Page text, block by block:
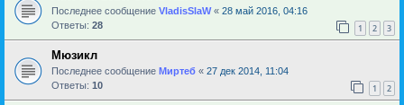
Последнее сообщение VladisSlaW« 28 май 2016, 04:16
Ответы: 28 1 2 3
Мюзикл
Последнее сообщение Миртеб « 27 дек 2014, 11:04
Ответы: 10 1 2